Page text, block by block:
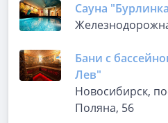
Сауна
Бани с
Лев"
Новосибирск,
Поляна, 56